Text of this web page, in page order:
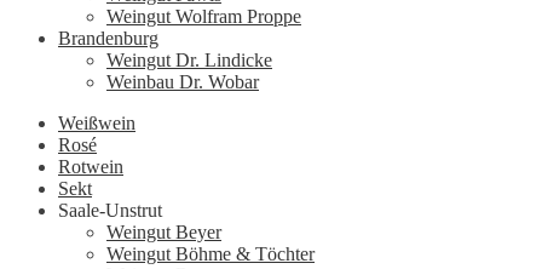
Weingut Wolfram Proppe
Brandenburg
Weingut Dr. Lindicke
Weinbau Dr. Wobar
Weißwein
Rosé
Rotwein
Sekt
Saale-Unstrut
Weingut Beyer
Weingut Böhme & Töchter